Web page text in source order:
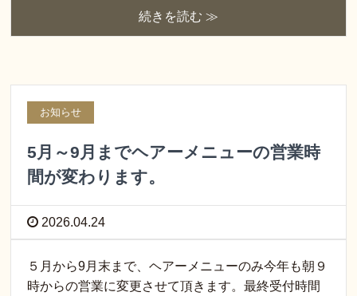
続きを読む ≫
お知らせ
5月～9月までヘアーメニューの営業時
間が変わります。
2026.04.24
５月から9月末まで、ヘアーメニューのみ今年も朝９
時からの営業に変更させて頂きます。最終受付時間